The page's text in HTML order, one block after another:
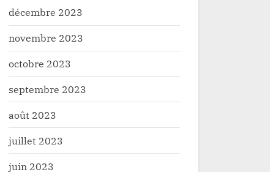
décembre 2023
novembre 2023
octobre 2023
septembre 2023
août 2023
juillet 2023
juin 2023